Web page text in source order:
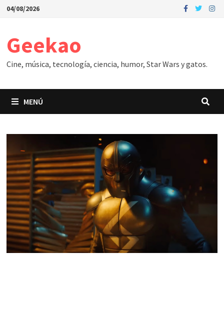
Saltar
04/08/2026
Geekao
Cine, música, tecnología, ciencia, humor, Star Wars y gatos.
MENÚ